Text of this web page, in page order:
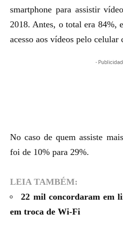
smartphone para assistir
2018. Antes, o total era 84%,
acesso aos vídeos pelo celular
-
No caso de quem assiste
foi de 10% para 29%.
LEIA TAMBÉM:
22 mil concordaram em
em troca de Wi-Fi